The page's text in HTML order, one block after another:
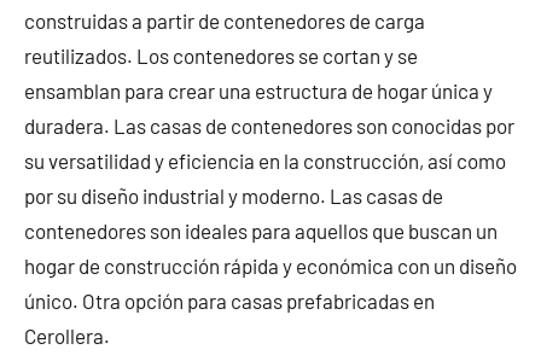
construidas a partir de contenedores de carga
reutilizados. Los contenedores se cortan y se
ensamblan para crear una estructura de hogar única y
duradera. Las casas de contenedores son conocidas por
su versatilidad y eficiencia en la construcción, así como
por su diseño industrial y moderno. Las casas de
contenedores son ideales para aquellos que buscan un
hogar de construcción rápida y económica con un diseño
único. Otra opción para casas prefabricadas en
Cerollera.